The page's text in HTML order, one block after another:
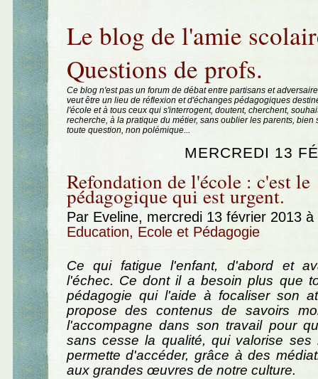
Le blog de l'amie
Questions de profs.
Ce blog n'est pas un forum de débat entre partisans et
veut être un lieu de réflexion et d'échanges pédagogiques
l'école et à tous ceux qui s'interrogent, doutent, cherchent,
recherche, à la pratique du métier, sans oublier les parents, bien
toute question, non polémique...
MERCREDI 13
Refondation de l'école : c'est le
pédagogique qui est urgent.
Par Eveline, mercredi 13 février 2013
Education, Ecole et Pédagogie
Ce qui fatigue l'enfant, d'abord et
l'échec. Ce dont il a besoin plus que
pédagogie qui l'aide à focaliser son
propose des contenus de savoirs
l'accompagne dans son travail pour
sans cesse la qualité, qui valorise ses
permette d'accéder, grâce à des
aux grandes œuvres de notre culture.